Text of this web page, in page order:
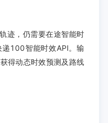
迹，仍需要在途智能时
100智能时效API。输
得动态时效预测及路线